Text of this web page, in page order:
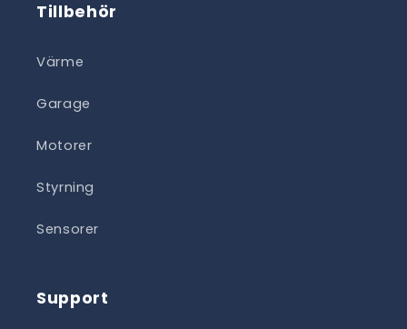
Tillbehör
Värme
Garage
Motorer
Styrning
Sensorer
Support